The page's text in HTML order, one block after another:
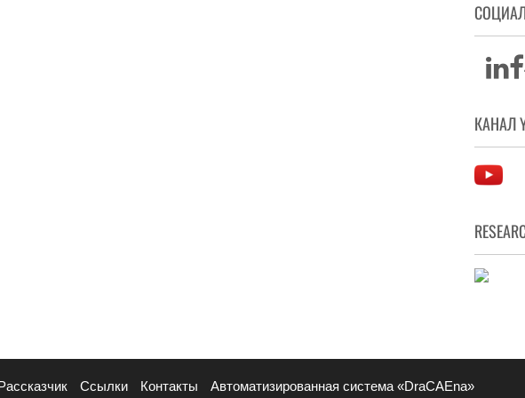
КАНАЛ
Ссылки Контакты Автоматизированная система «DraCAEna»